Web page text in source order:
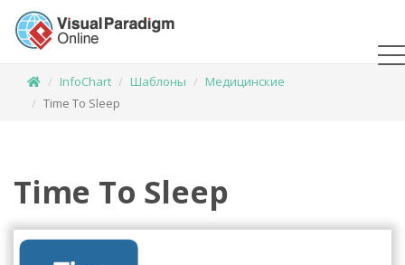
InfoChart Шаблоны
Медицинские
Time To Sleep
Time To Sleep